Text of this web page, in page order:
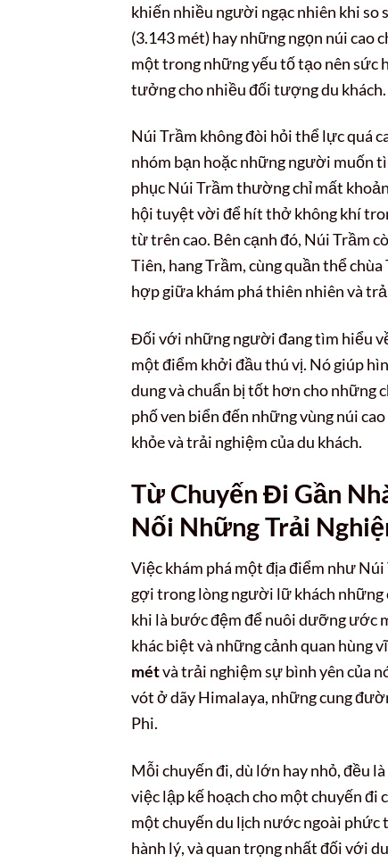
khiến nhiều người ngạc nhiên khi so
(3.143 mét) hay những ngọn núi cao
một trong những yếu tố tạo nên sức
tưởng cho nhiều đối tượng du khách.
Núi Trầm không đòi hỏi thể lực quá
nhóm bạn hoặc những người muốn
phục Núi Trầm thường chỉ mất
hội tuyệt vời để hít thở không khí
từ trên cao. Bên cạnh đó, Núi Trầm
Tiên, hang Trầm, cùng quần thể
hợp giữa khám phá thiên nhiên và
Đối với những người đang tìm hiểu
một điểm khởi đầu thú vị. Nó giúp
dung và chuẩn bị tốt hơn cho những
phố ven biển đến những vùng núi
khỏe và trải nghiệm của du khách.
Từ Chuyến Đi Gần
Nối Những Trải
Việc khám phá một địa điểm như
gợi trong lòng người lữ khách những
khi là bước đệm để nuôi dưỡng ước
khác biệt và những cảnh quan hùng
métvà trải nghiệm sự bình yên của
vót ở dãy Himalaya, những cung
Phi.
Mỗi chuyến đi, dù lớn hay nhỏ, đều
việc lập kế hoạch cho một chuyến
một chuyến du lịch nước ngoài
hành lý, và quan trọng nhất đối với